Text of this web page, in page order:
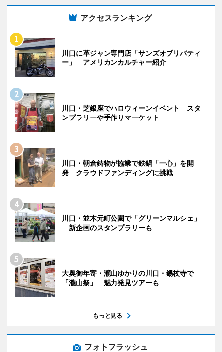
アクセスランキング
川口に革ジャン専門店「サンズオブリバティ
ー」 アメリカンカルチャー紹介
川口・芝銀座でハロウィーンイベント スタ
ンプラリーや手作りマーケット
川口・朝倉鋳物が協業で鉄鍋「一心」を開
発 クラウドファンディングに挑戦
川口・並木元町公園で「グリーンマルシェ」
新企画のスタンプラリーも
大奥御年寄・瀧山ゆかりの川口・錫杖寺で
「瀧山祭」 魅力発見ツアーも
もっと見る
フォトフラッシュ